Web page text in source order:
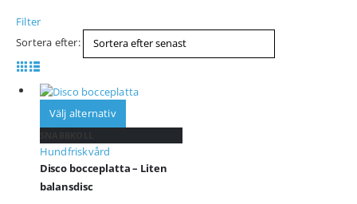
Filter
Sortera efter:
Välj alternativ
Hundfriskvård
Disco bocceplatta – Liten
balansdisc